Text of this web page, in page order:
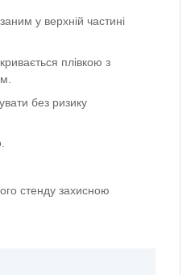
у верхній частині
плівкою з
без ризику
стенду захисною